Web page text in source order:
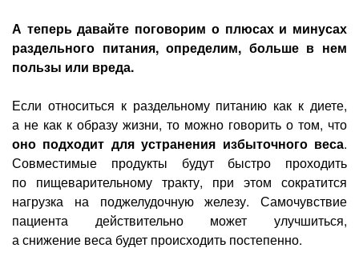
А теперь давайте поговорим о плюсах и минусах
раздельного питания, определим, больше в нем
пользы или вреда.
Если относиться к раздельному питанию как к диете,
а не как к образу жизни, то можно говорить о том, что
оно подходит для устранения избыточного веса.
Совместимые продукты будут быстро проходить
по пищеварительному тракту, при этом сократится
нагрузка на поджелудочную железу. Самочувствие
пациента действительно может улучшиться,
а снижение веса будет происходить постепенно.